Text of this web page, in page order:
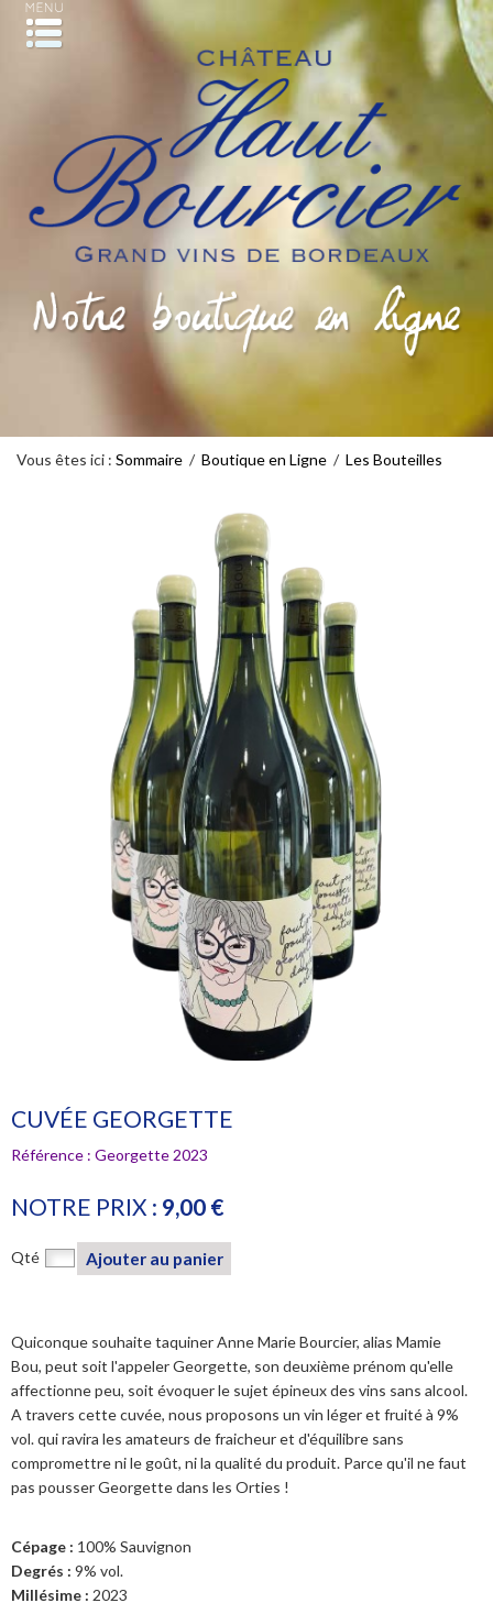
YOGA "RALENTIR" AVEC BARBARA COTTAVOZ
Un moment hors du temps
CALENDRIER 2025/2026
Vous êtes ici : Sommaire / Boutique en Ligne / Les Bouteilles
CUVÉE GEORGETTE
Référence : Georgette 2023
NOTRE PRIX : 9,00 €
Qté Ajouter au panier
Quiconque souhaite taquiner Anne Marie Bourcier, alias Mamie
Bou, peut soit l'appeler Georgette, son deuxième prénom qu'elle
affectionne peu, soit évoquer le sujet épineux des vins sans alcool.
A travers cette cuvée, nous proposons un vin léger et fruité à 9%
vol. qui ravira les amateurs de fraicheur et d'équilibre sans
compromettre ni le goût, ni la qualité du produit. Parce qu'il ne faut
pas pousser Georgette dans les Orties !
Cépage : 100% Sauvignon
Degrés : 9% vol.
Millésime : 2023